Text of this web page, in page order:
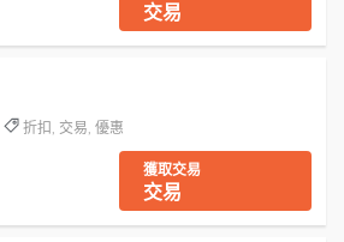
交易
折扣, 交易, 優惠
獲取交易
交易